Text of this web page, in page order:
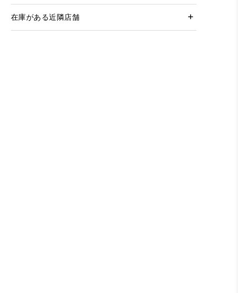
在庫がある近隣店舗